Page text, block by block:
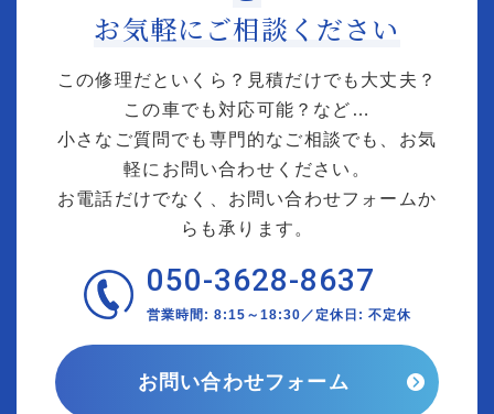
お気軽にご相談ください
この修理だといくら？見積だけでも大丈夫？
この車でも対応可能？など…
小さなご質問でも専門的なご相談でも、お気
軽にお問い合わせください。
お電話だけでなく、お問い合わせフォームか
らも承ります。
050-3628-8637
営業時間: 8:15～18:30／定休日: 不定休
お問い合わせフォーム